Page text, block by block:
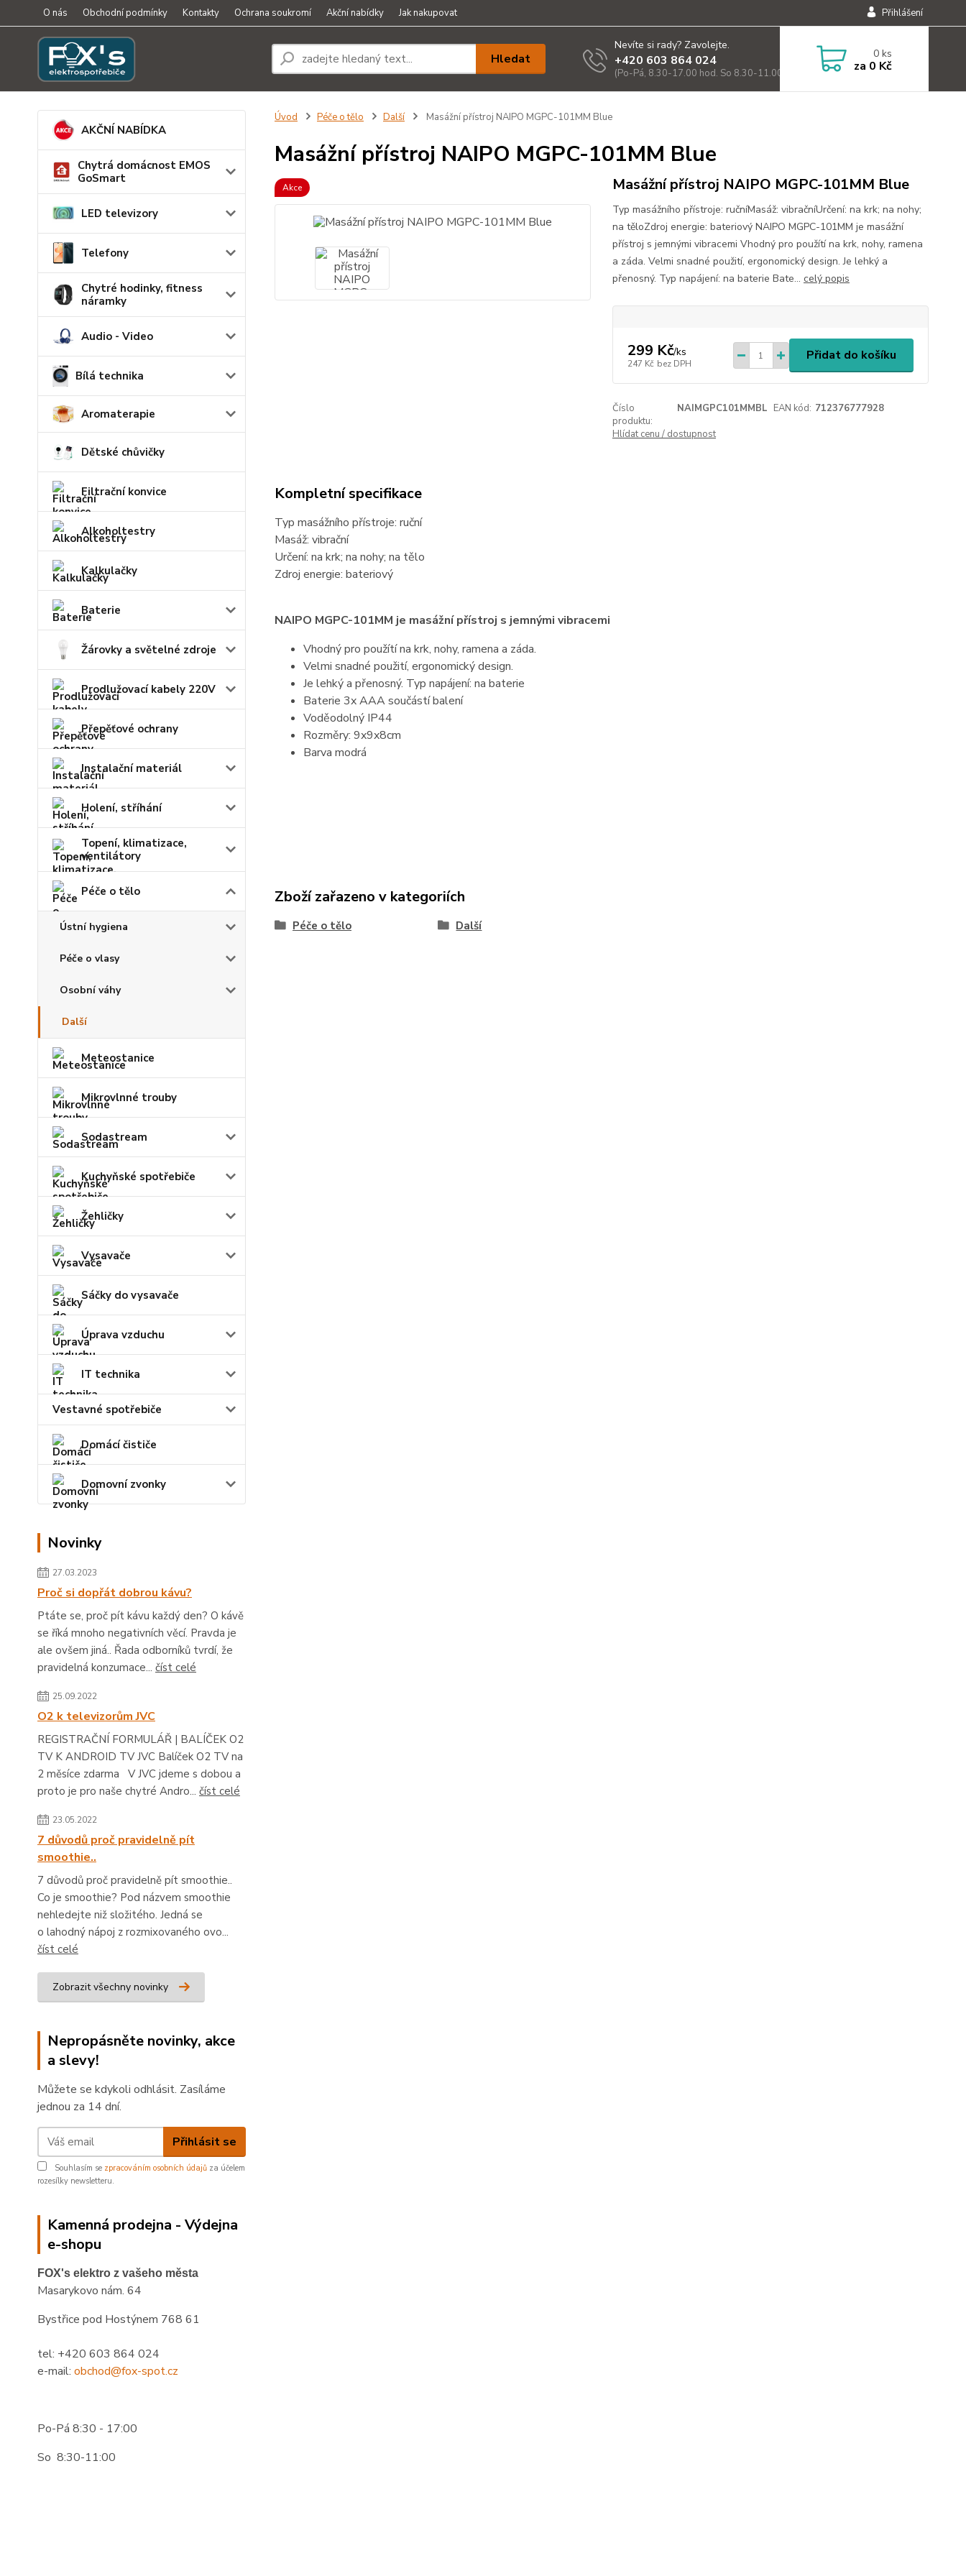
O nás Obchodní podmínky Kontakty Ochrana soukromí Akční nabídky Jak nakupovat Přihlášení
Hledat
Nevíte si rady? Zavolejte.
+420 603 864 024
(Po-Pá, 8.30-17.00 hod. So 8.30-11.00)
0ks
za 0 Kč
AKČNÍ NABÍDKA
Chytrá domácnost EMOS
GoSmart
LED televizory
Telefony
Chytré hodinky, fitness
náramky
Audio - Video
Bílá technika
Aromaterapie
Dětské chůvičky
Filtrační konvice
Alkoholtestry
Kalkulačky
Baterie
Žárovky a světelné zdroje
Prodlužovací kabely 220V
Přepěťové ochrany
Instalační materiál
Holení, stříhání
Topení, klimatizace,
ventilátory
Péče o tělo
Ústní hygiena
Péče o vlasy
Osobní váhy
Další
Meteostanice
Mikrovlnné trouby
Sodastream
Kuchyňské spotřebiče
Žehličky
Vysavače
Sáčky do vysavače
Úprava vzduchu
IT technika
Vestavné spotřebiče
Domácí čističe
Domovní zvonky
Novinky
27.03.2023
Proč si dopřát dobrou kávu?
Ptáte se, proč pít kávu každý den? O kávě
se říká mnoho negativních věcí. Pravda je
ale ovšem jiná.. Řada odborníků tvrdí, že
pravidelná konzumace... číst celé
25.09.2022
O2 k televizorům JVC
REGISTRAČNÍ FORMULÁŘ | BALÍČEK O2
TV K ANDROID TV JVC Balíček O2 TV na
2 měsíce zdarma V JVC jdeme s dobou a
proto je pro naše chytré Andro... číst celé
23.05.2022
7 důvodů proč pravidelně pít
smoothie..
7 důvodů proč pravidelně pít smoothie..
Co je smoothie? Pod názvem smoothie
nehledejte niž složitého. Jedná se
o lahodný nápoj z rozmixovaného ovo...
číst celé
Zobrazit všechny novinky
Nepropásněte novinky, akce
a slevy!
Můžete se kdykoli odhlásit. Zasíláme
jednou za 14 dní.
Přihlásit se
Souhlasím se zpracováním osobních údajů za účelem
rozesílky newsletteru.
Kamenná prodejna - Výdejna
e-shopu
FOX's elektro z vašeho města
Masarykovo nám. 64
Bystřice pod Hostýnem 768 61
tel: +420 603 864 024
e-mail: obchod@fox-spot.cz
Po-Pá 8:30 - 17:00
So 8:30-11:00
Úvod Péče o tělo Další Masážní přístroj NAIPO MGPC-101MM Blue
Masážní přístroj NAIPO MGPC-101MM Blue
Akce Masážní přístroj NAIPO MGPC-101MM Blue
Typ masážního přístroje: ručníMasáž: vibračníUrčení: na krk; na nohy;
na těloZdroj energie: bateriový NAIPO MGPC-101MM je masážní
přístroj s jemnými vibracemi Vhodný pro použítí na krk, nohy, ramena
a záda. Velmi snadné použití, ergonomický design. Je lehký a
přenosný. Typ napájení: na baterie Bate... celý popis
299 Kč/ks
247 Kč bez DPH
Přidat do košíku
Číslo
produktu:
NAIMGPC101MMBL EAN kód: 712376777928
Hlídat cenu / dostupnost
Kompletní specifikace
Typ masážního přístroje: ruční
Masáž: vibrační
Určení: na krk; na nohy; na tělo
Zdroj energie: bateriový
NAIPO MGPC-101MM je masážní přístroj s jemnými vibracemi
Vhodný pro použítí na krk, nohy, ramena a záda.
Velmi snadné použití, ergonomický design.
Je lehký a přenosný. Typ napájení: na baterie
Baterie 3x AAA součástí balení
Voděodolný IP44
Rozměry: 9x9x8cm
Barva modrá
Zboží zařazeno v kategoriích
Péče o tělo Další